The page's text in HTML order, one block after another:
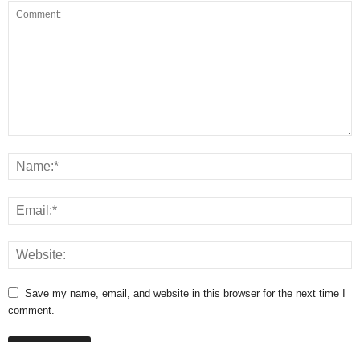
Save my name, email, and website in this browser for the next time I
comment.